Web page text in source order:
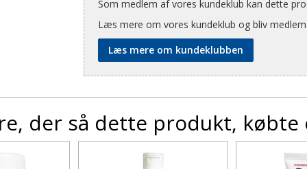
Som medlem af vores kundeklub kan dette
Læs mere om vores kundeklub og bliv medlem.
Læs mere om kundeklubben
der så dette produkt, købte